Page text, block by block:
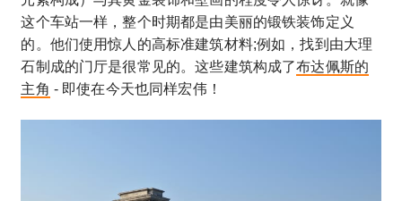
这个车站一样，整个时期都是由美丽的锻铁装饰定义
的。他们使用惊人的高标准建筑材料;例如，找到由大理
石制成的门厅是很常见的。这些建筑构成了布达佩斯的
主角 - 即使在今天也同样宏伟！